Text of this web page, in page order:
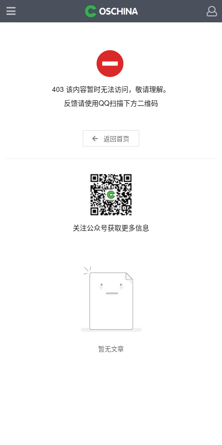
403 该内容暂时无法访问，敬请理解。
反馈请使用QQ扫描下方二维码
返回首页
关注公众号获取更多信息
暂无文章